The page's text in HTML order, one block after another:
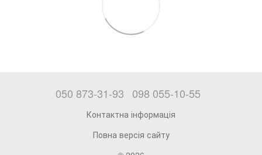
050 873-31-93 098 055-10-55
Контактна інформація
Повна версія сайту